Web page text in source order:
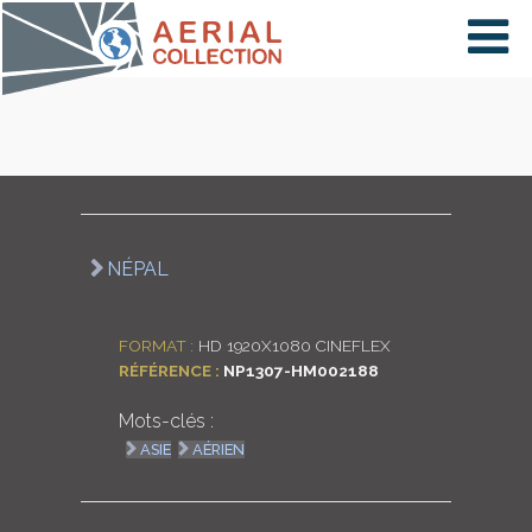
×
NÉPAL
FORMAT : HD 1920X1080 CINEFLEX
RÉFÉRENCE : NP1307-HM002188
Mots-clés :
ASIE AÉRIEN